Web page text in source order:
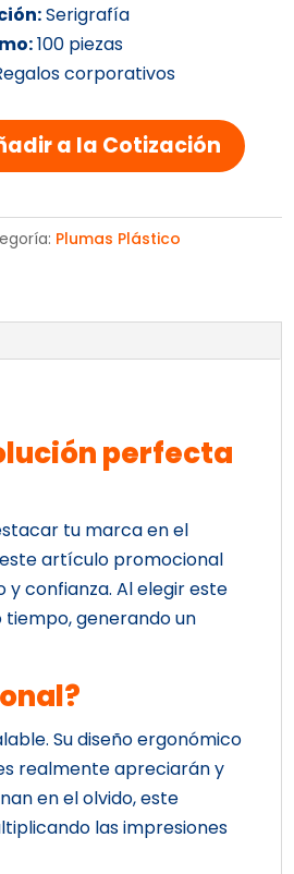
Serigrafía
100 piezas
corporativos
a la Cotización
Plumas Plástico
perfecta
tu marca en el
artículo promocional
confianza. Al elegir este
generando un
Su diseño ergonómico
realmente apreciarán y
en el olvido, este
las impresiones